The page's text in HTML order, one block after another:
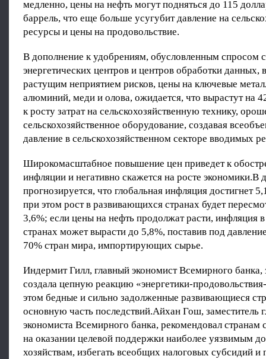
медленно, цены на нефть могут подняться до 115
баррель, что еще больше усугубит давление на
ресурсы и цены на продовольствие.
В дополнение к удобрениям, обусловленным спросом
энергетических центров и центров обработки данных,
растущим неприятием рисков, цены на ключевые
алюминий, меди и олова, ожидается, что вырастут на
к росту затрат на сельскохозяйственную технику,
сельскохозяйственное оборудование, создавая
давление в сельскохозяйственном секторе вводимых
Широкомасштабное повышение цен приведет к
инфляции и негативно скажется на росте экономики.В
прогнозируется, что глобальная инфляция достигнет
при этом рост в развивающихся странах будет
3,6%; если цены на нефть продолжат расти, инфляция
странах может вырасти до 5,8%, поставив под
70% стран мира, импортирующих сырье.
Индермит Гилл, главный экономист Всемирного банка,
создала цепную реакцию «энергетики-
этом бедные и сильно задолженные развивающиеся
основную часть последствий.Айхан Гош, заместитель
экономиста Всемирного банка, рекомендовал странам
на оказании целевой поддержки наиболее уязвимым
хозяйствам, избегать всеобщих налоговых субсидий и